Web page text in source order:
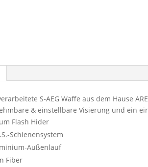
S-AEG Waffe aus dem Hause
& einstellbare Visierung und ein
Flash Hider
Schienensystem
Außenlauf
Fiber